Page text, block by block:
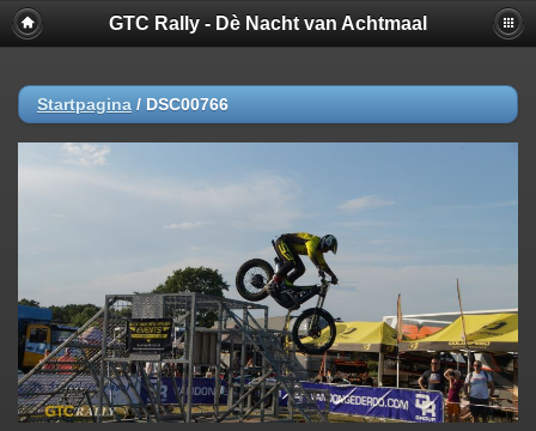
GTC Rally - Dè Nacht van Achtmaal
Startpagina / DSC00766